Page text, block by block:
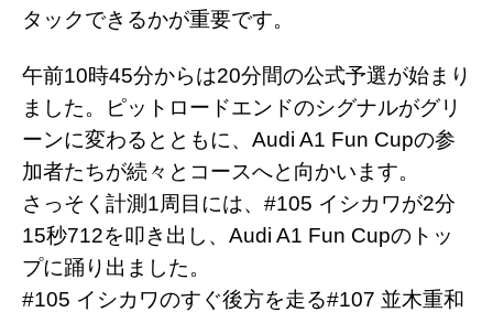
タックできるかが重要です。
午前10時45分からは20分間の公式予選が始まり
ました。ピットロードエンドのシグナルがグリ
ーンに変わるとともに、Audi A1 Fun Cupの参
加者たちが続々とコースへと向かいます。
さっそく計測1周目には、#105 イシカワが2分
15秒712を叩き出し、Audi A1 Fun Cupのトッ
プに踊り出ました。
#105 イシカワのすぐ後方を走る#107 並木重和